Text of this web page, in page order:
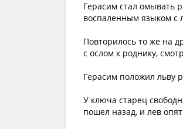
Герасим стал омывать
воспаленным языком с
Повторилось то же на
с ослом к роднику,
Герасим положил льву
У ключа старец
пошел назад, и лев